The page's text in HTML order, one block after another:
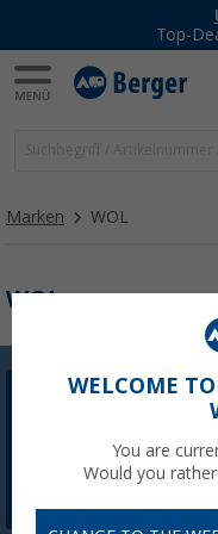
Top-
Marken WOL
WOL
Berger
5,- €
WELCOME
You are
Would you